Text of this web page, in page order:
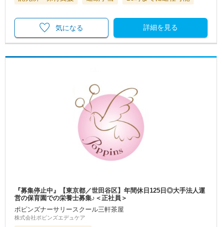
詳細を見る
気になる
『募集停止中』【東京都／世田谷区】年間休日125日◎大手法人運
営の保育園での栄養士募集♪＜正社員＞
ポピンズナーサリースクール三軒茶屋
株式会社ポピンズエデュケア